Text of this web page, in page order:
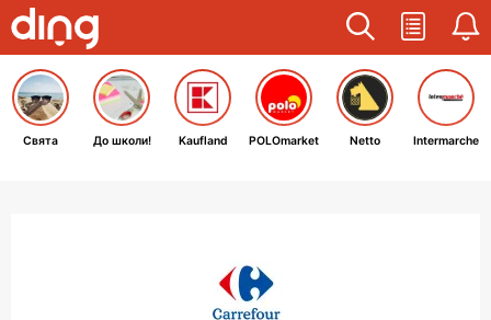
Свята До школи! Kaufland POLOmarket Netto Intermarche